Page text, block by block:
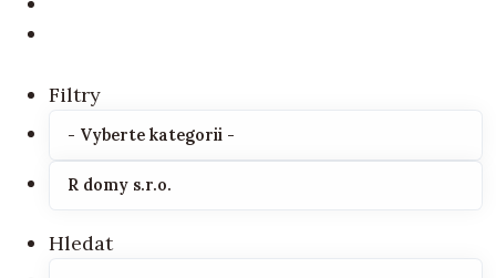
Filtry
Hledat